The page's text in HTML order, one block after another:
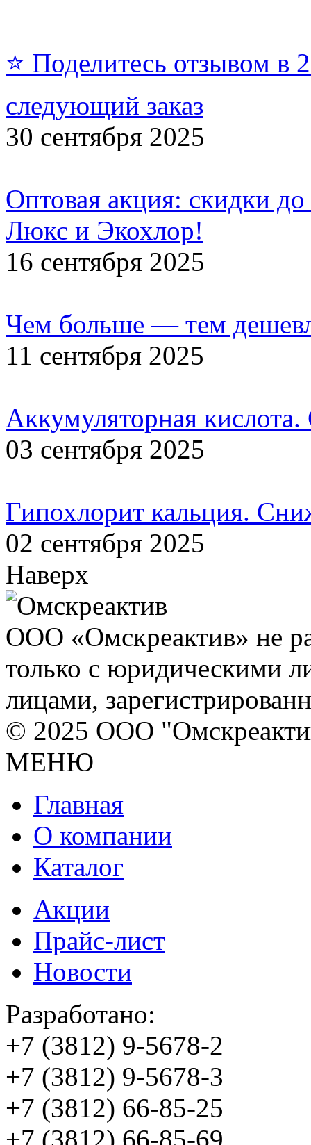
⭐ Поделитесь отзывом
следующий заказ
30 сентября 2025
Оптовая акция: скидки
Люкс и Экохлор!
16 сентября 2025
Чем больше — тем
11 сентября 2025
Аккумуляторная
03 сентября 2025
Гипохлорит кальция.
02 сентября 2025
Наверх
ООО «Омскреактив» не
только с юридическими
лицами,
© 2025 ООО
МЕНЮ
Главная
О компании
Каталог
Акции
Прайс-лист
Новости
Разработано:
+7 (3812) 9-5678-2
+7 (3812) 9-5678-3
+7 (3812) 66-85-25
+7 (3812) 66-85-69